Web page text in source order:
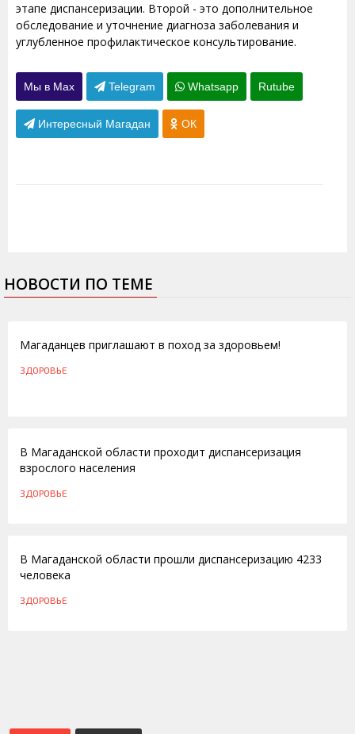
этапе диспансеризации. Второй - это дополнительное
обследование и уточнение диагноза заболевания и
углубленное профилактическое консультирование.
Мы в Max Telegram Whatsapp Rutube
Интересный Магадан ОК
НОВОСТИ ПО ТЕМЕ
Магаданцев приглашают в поход за здоровьем!
ЗДОРОВЬЕ
В Магаданской области проходит диспансеризация
взрослого населения
ЗДОРОВЬЕ
В Магаданской области прошли диспансеризацию 4233
человека
ЗДОРОВЬЕ